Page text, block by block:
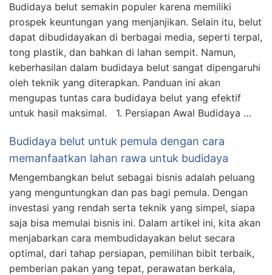
Budidaya belut semakin populer karena memiliki
prospek keuntungan yang menjanjikan. Selain itu, belut
dapat dibudidayakan di berbagai media, seperti terpal,
tong plastik, dan bahkan di lahan sempit. Namun,
keberhasilan dalam budidaya belut sangat dipengaruhi
oleh teknik yang diterapkan. Panduan ini akan
mengupas tuntas cara budidaya belut yang efektif
untuk hasil maksimal. 1. Persiapan Awal Budidaya …
Budidaya belut untuk pemula dengan cara
memanfaatkan lahan rawa untuk budidaya
Mengembangkan belut sebagai bisnis adalah peluang
yang menguntungkan dan pas bagi pemula. Dengan
investasi yang rendah serta teknik yang simpel, siapa
saja bisa memulai bisnis ini. Dalam artikel ini, kita akan
menjabarkan cara membudidayakan belut secara
optimal, dari tahap persiapan, pemilihan bibit terbaik,
pemberian pakan yang tepat, perawatan berkala,